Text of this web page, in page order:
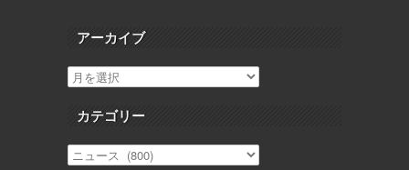
アーカイブ
カテゴリー